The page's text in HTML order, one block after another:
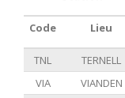
Code Lieu
TNL TERNELL
VIA
VIANDEN